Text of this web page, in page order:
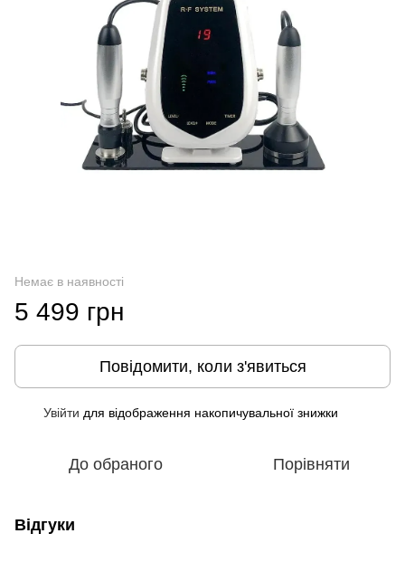
Немає в наявності
5 499 грн
Повідомити, коли з'явиться
Увійти для відображення накопичувальної знижки
До обраного Порівняти
Відгуки